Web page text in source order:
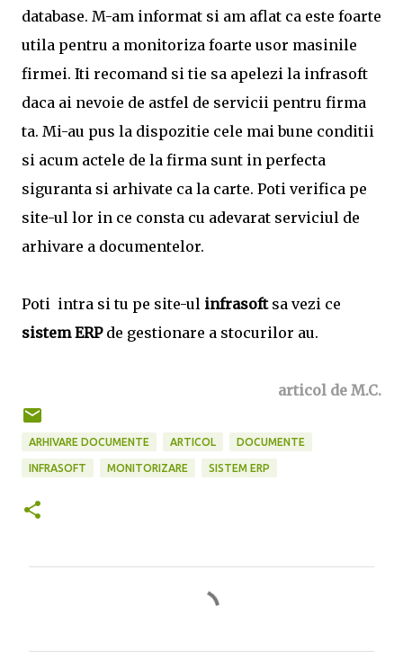
database. M-am informat si am aflat ca este foarte
utila pentru a monitoriza foarte usor masinile
firmei. Iti recomand si tie sa apelezi la infrasoft
daca ai nevoie de astfel de servicii pentru firma
ta. Mi-au pus la dispozitie cele mai bune conditii
si acum actele de la firma sunt in perfecta
siguranta si arhivate ca la carte. Poti verifica pe
site-ul lor in ce consta cu adevarat serviciul de
arhivare a documentelor.
Poti intra si tu pe site-ul infrasoft sa vezi ce
sistem ERP de gestionare a stocurilor au.
articol de M.C.
ARHIVARE DOCUMENTE ARTICOL DOCUMENTE
INFRASOFT MONITORIZARE SISTEM ERP